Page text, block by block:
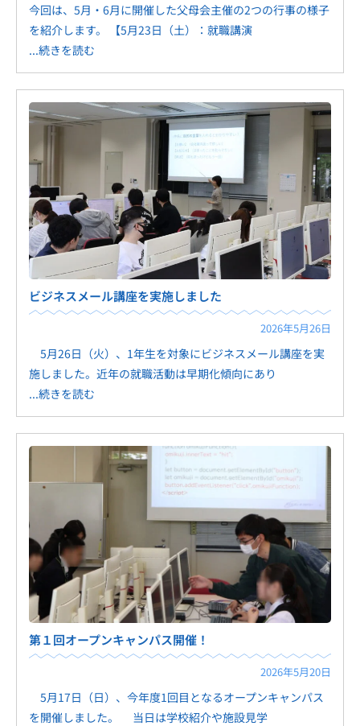
今回は、5月・6月に開催した父母会主催の2つの行事の様子
を紹介します。 【5月23日（土）：就職講演
...続きを読む
ビジネスメール講座を実施しました
2026年5月26日
5月26日（火）、1年生を対象にビジネスメール講座を実
施しました。近年の就職活動は早期化傾向にあり
...続きを読む
第１回オープンキャンパス開催！
2026年5月20日
5月17日（日）、今年度1回目となるオープンキャンパス
を開催しました。 当日は学校紹介や施設見学